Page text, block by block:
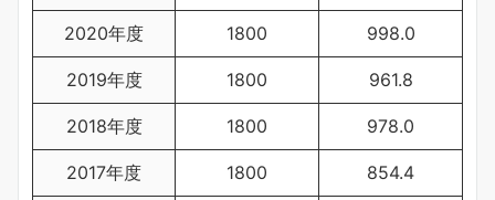
2020年度 1800 998.0
2019年度 1800 961.8
2018年度 1800 978.0
2017年度 1800 854.4